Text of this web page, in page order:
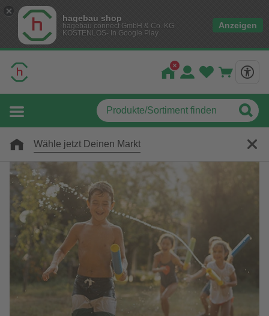
hagebau shop
hagebau connect GmbH & Co. KG
KOSTENLOS- In Google Play
Anzeigen
Wähle jetzt Deinen Markt